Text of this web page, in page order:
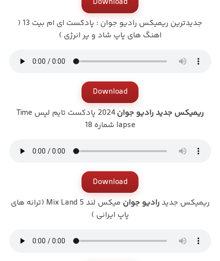
جدیدترین ریمیکس رادیو جوان : پادکست ای ام بیت 13 (‌
اهنگ های پاپ شاد و پر انرژی )
Download
ریمیکس جدید رادیو جوان
2024 پادکست تایم لپس Time
lapse شماره 18
Download
ریمیکس جدیدرادیو جوان
میکس لند Mix Land 5 (‌ترانه های
پاپ ایرانی )